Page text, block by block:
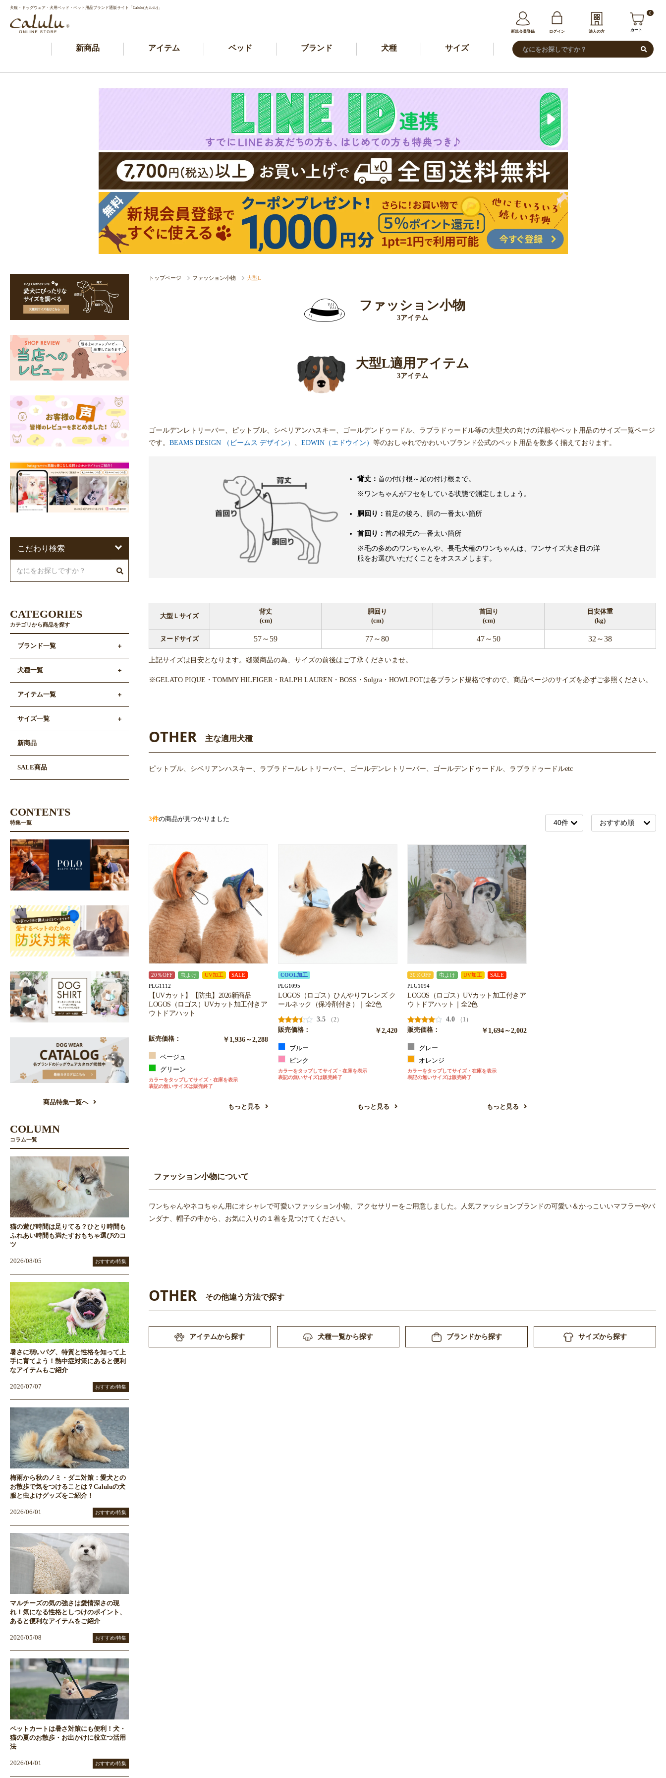
犬服・ドッグウェア・犬用ベッド・ペット用品ブランド通販サイト「Calulu(カルル)」
新規会員登録 ログイン 法人の方
0
カート
新商品 アイテム ベッド ブランド 犬種 サイズ
トップページ ファッション小物 大型L
ファッション小物
3アイテム
大型L適用アイテム
3アイテム
ゴールデンレトリーバー、ピットブル、シベリアンハスキー、ゴールデンドゥードル、ラブラドゥードル等の大型犬の向けの洋服やペット用品のサイズ一覧ページ
です。 BEAMS DESIGN （ビームス デザイン） EDWIN（エドウイン） 等のおしゃれでかわいいブランド公式のペット用品を数多く揃えております。
背丈： 首の付け根～尾の付け根まで。
※ワンちゃんがフセをしている状態で測定しましょう。
胴回り： 前足の後ろ、胴の一番太い箇所
首回り： 首の根元の一番太い箇所
※毛の多めのワンちゃんや、長毛犬種のワンちゃんは、ワンサイズ大き目の洋
服をお選びいただくことをオススメします。
大型Ｌサイズ
背丈
(cm)
胴回り
(cm)
首回り
(cm)
目安体重
(kg)
ヌードサイズ 57～59 77～80 47～50 32～38
上記サイズは目安となります。縫製商品の為、サイズの前後はご了承くださいませ。
※GELATO PIQUE・TOMMY HILFIGER・RALPH LAUREN・BOSS・Solgra・HOWLPOTは各ブランド規格ですので、商品ページのサイズを必ずご参照ください。
OTHER 主な適用犬種
ピットブル、シベリアンハスキー、ラブラドールレトリーバー、ゴールデンレトリーバー、ゴールデンドゥードル、ラブラドゥードルetc
3件の商品が見つかりました
20％OFF 虫よけ UV加工 SALE
PLG1112
【UVカット】【防虫】2026新商品
LOGOS（ロゴス）UVカット加工付きア
ウトドアハット
販売価格： ￥1,936～2,288
ベージュ
グリーン
カラーをタップしてサイズ・在庫を表示
表記の無いサイズは販売終了
もっと見る
COOL加工
PLG1095
LOGOS（ロゴス）ひんやりフレンズ ク
ールネック（保冷剤付き）｜全2色
3.5
（2）
販売価格：
￥2,420
ブルー
ピンク
カラーをタップしてサイズ・在庫を表示
表記の無いサイズは販売終了
もっと見る
30％OFF 虫よけ UV加工 SALE
PLG1094
LOGOS（ロゴス）UVカット加工付きア
ウトドアハット｜全2色
4.0
（1）
販売価格：
￥1,694～2,002
グレー
オレンジ
カラーをタップしてサイズ・在庫を表示
表記の無いサイズは販売終了
もっと見る
お買い物を続ける カートへ進む
ファッション小物について
ワンちゃんやネコちゃん用にオシャレで可愛いファッション小物、アクセサリーをご用意しました。人気ファッションブランドの可愛い＆かっこいいマフラーやバ
ンダナ、帽子の中から、お気に入りの１着を見つけてください。
OTHER その他違う方法で探す
アイテムから探す 犬種一覧から探す ブランドから探す サイズから探す
こだわり検索
CATEGORIES
カテゴリから商品を探す
ブランド一覧
犬種一覧
アイテム一覧
サイズ一覧
新商品
SALE商品
CONTENTS
特集一覧
商品特集一覧へ
COLUMN
コラム一覧
猫の遊び時間は足りてる？ひとり時間も
ふれあい時間も満たすおもちゃ選びのコ
ツ
2026/08/05 おすすめ/特集
暑さに弱いパグ、特質と性格を知って上
手に育てよう！熱中症対策にあると便利
なアイテムもご紹介
2026/07/07 おすすめ/特集
梅雨から秋のノミ・ダニ対策：愛犬との
お散歩で気をつけることは？Caluluの犬
服と虫よけグッズをご紹介！
2026/06/01 おすすめ/特集
マルチーズの気の強さは愛情深さの現
れ！気になる性格としつけのポイント、
あると便利なアイテムをご紹介
2026/05/08 おすすめ/特集
ペットカートは暑さ対策にも便利！犬・
猫の夏のお散歩・お出かけに役立つ活用
法
2026/04/01 おすすめ/特集